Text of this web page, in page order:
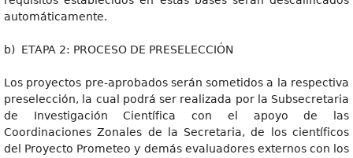
automáticamente.
b) ETAPA 2: PROCESO DE PRESELECCIÓN
Los proyectos pre-aprobados serán sometidos a la respectiva
preselección, la cual podrá ser realizada por la Subsecretaria
de Investigación Científica con el apoyo de las
Coordinaciones Zonales de la Secretaria, de los científicos
del Proyecto Prometeo y demás evaluadores externos con los